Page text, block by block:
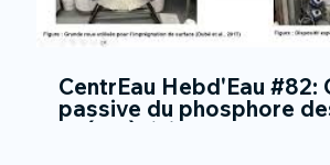
form
CentrEau Hebd'Eau #82:
passive du phosphore
usées à l’aide de sous-